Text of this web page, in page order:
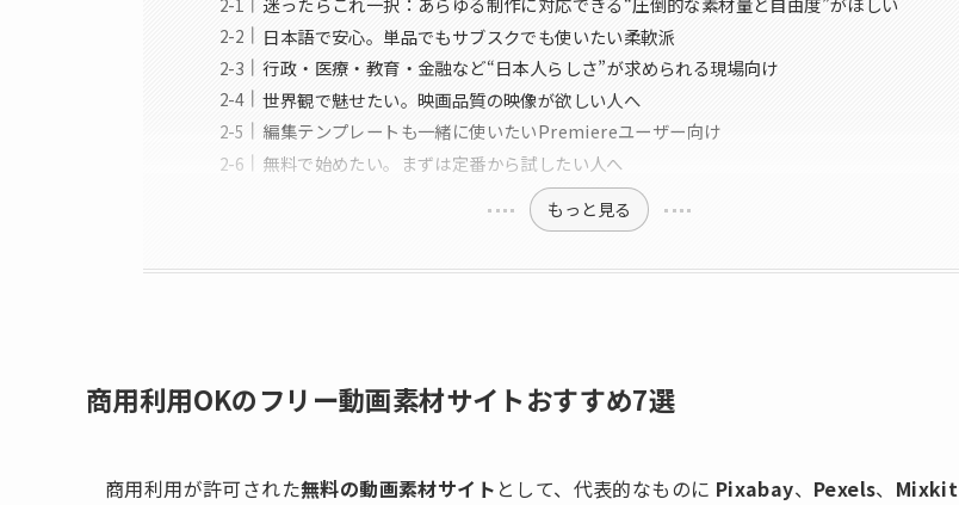
日本語で安心。単品でもサブスクでも使いたい柔軟派
行政・医療・教育・金融など“日本人らしさ”が求められる現場向け
世界観で魅せたい。映画品質の映像が欲しい人へ
編集テンプレートも一緒に使いたいPremiereユーザー向け
無料で始めたい。まずは定番から試したい人へ
もっと見る
商用利用OKのフリー動画素材サイトおすすめ7選
商用利用が許可された無料の動画素材サイト として、代表的なものに Pixabay、 Pexels、 Mixkit